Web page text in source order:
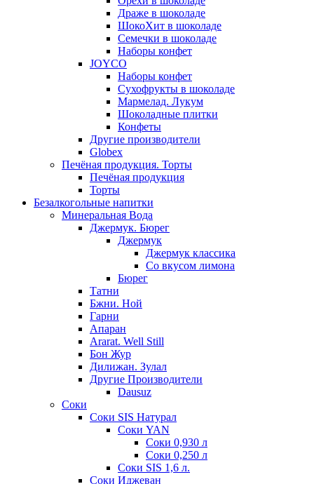
Драже в шоколаде
ШокоХит в шоколаде
Семечки в шоколаде
Наборы конфет
JOYCO
Наборы конфет
Сухофрукты в шоколаде
Мармелад. Лукум
Шоколадные плитки
Конфеты
Другие производители
Globex
Печёная продукция. Торты
Печёная продукция
Торты
Безалкогольные напитки
Минеральная Вода
Джермук. Бюрег
Джермук
Джермук классика
Со вкусом лимона
Бюрег
Татни
Бжни. Ной
Гарни
Апаран
Ararat. Well Still
Бон Жур
Дилижан. Зулал
Другие Производители
Dausuz
Соки
Соки SIS Натурал
Соки YAN
Соки 0,930 л
Соки 0,250 л
Соки SIS 1,6 л.
Соки Иджеван